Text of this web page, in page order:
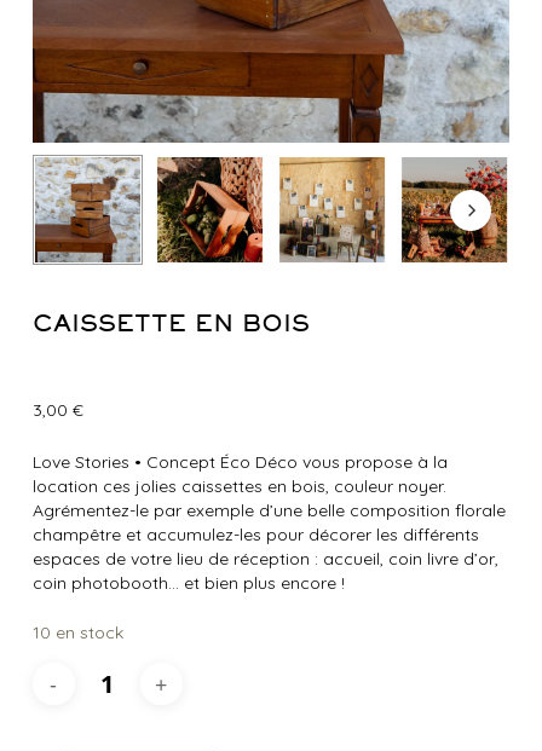
CAISSETTE EN BOIS
3,00 €
Love Stories • Concept Éco Déco vous propose à la
location ces jolies caissettes en bois, couleur noyer.
Agrémentez-le par exemple d’une belle composition florale
champêtre et accumulez-les pour décorer les différents
espaces de votre lieu de réception : accueil, coin livre d’or,
coin photobooth… et bien plus encore !
10 en stock